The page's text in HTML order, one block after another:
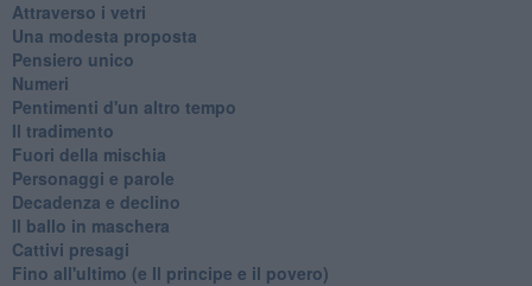
Attraverso i vetri
Una modesta proposta
Pensiero unico
Numeri
Pentimenti d'un altro tempo
Il tradimento
Fuori della mischia
Personaggi e parole
Decadenza e declino
Il ballo in maschera
Cattivi presagi
Fino all'ultimo (e Il principe e il povero)